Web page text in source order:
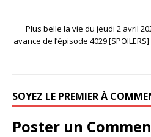
Plus belle la vie du jeudi 2 avril
avance de l’épisode 4029
SOYEZ LE PREMIER À
Poster un